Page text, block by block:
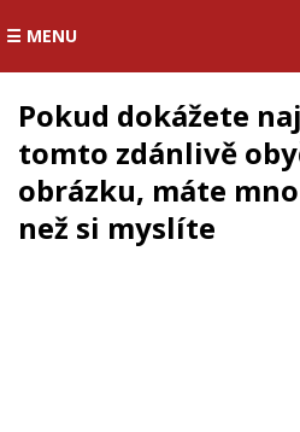
☰ MENU
Pokud dokážete
tomto zdánlivě
obrázku, máte
než si myslíte